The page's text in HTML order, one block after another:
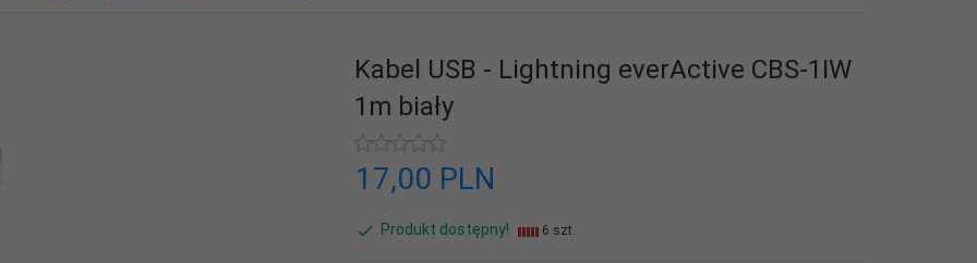
Kabel USB - Lightning everActive CBS-1IW
1m biały
17,00 PLN
Produkt dostępny! 6 szt.